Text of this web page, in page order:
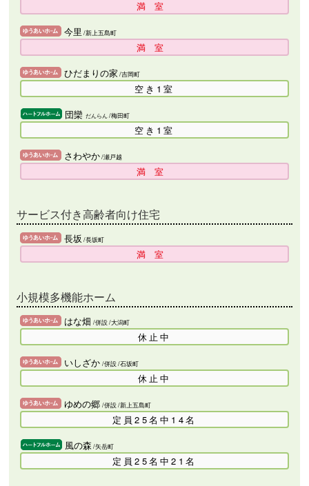
満室
今里 /新上五島町
満室
ひだまりの家 /吉岡町
空き1室
団欒 だんらん /梅田町
空き1室
さわやか /瀬戸越
満室
サービス付き高齢者向け住宅
長坂 /長坂町
満室
小規模多機能ホーム
はな畑 /併設 /大潟町
休止中
いしざか/併設 /石坂町
休止中
ゆめの郷/併設 /新上五島町
定員25名中14名
風の森 /矢岳町
定員25名中21名